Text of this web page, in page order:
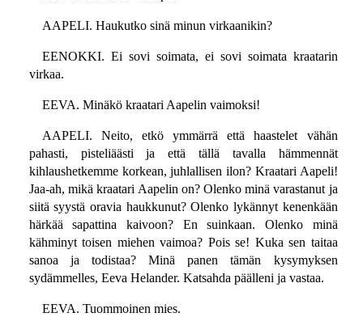
AAPELI. Haukutko sinä minun virkaanikin?
EENOKKI. Ei sovi soimata, ei sovi soimata kraatarin
virkaa.
EEVA. Minäkö kraatari Aapelin vaimoksi!
AAPELI. Neito, etkö ymmärrä että haastelet vähän
pahasti, pisteliäästi ja että tällä tavalla hämmennät
kihlaushetkemme korkean, juhlallisen ilon? Kraatari Aapeli!
Jaa-ah, mikä kraatari Aapelin on? Olenko minä varastanut ja
siitä syystä oravia haukkunut? Olenko lykännyt kenenkään
härkää sapattina kaivoon? En suinkaan. Olenko minä
kähminyt toisen miehen vaimoa? Pois se! Kuka sen taitaa
sanoa ja todistaa? Minä panen tämän kysymyksen
sydämmelles, Eeva Helander. Katsahda päälleni ja vastaa.
EEVA. Tuommoinen mies.